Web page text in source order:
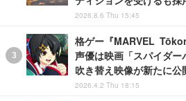
2026.8.6 Thu 15:45
格ゲー『MARVEL
声優は映画「スパイダー
吹き替え映像が新たに公
2026.4.2 Thu 18:15